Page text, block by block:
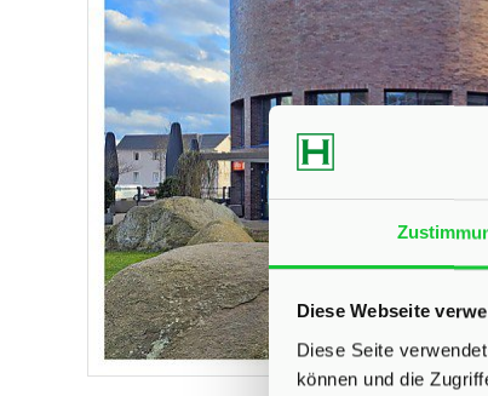
Diese Webseite
Diese Seite
können und die